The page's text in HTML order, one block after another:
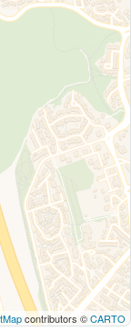
contributors ©CARTO